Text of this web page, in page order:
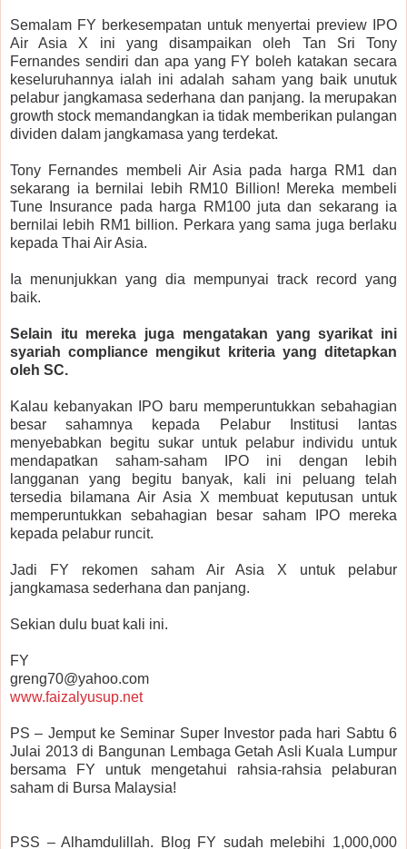
Semalam FY berkesempatan untuk menyertai preview IPO
Air Asia X ini yang disampaikan oleh Tan Sri Tony
Fernandes sendiri dan apa yang FY boleh katakan secara
keseluruhannya ialah ini adalah saham yang baik unutuk
pelabur jangkamasa sederhana dan panjang. Ia merupakan
growth stock memandangkan ia tidak memberikan pulangan
dividen dalam jangkamasa yang terdekat.
Tony Fernandes membeli Air Asia pada harga RM1 dan
sekarang ia bernilai lebih RM10 Billion! Mereka membeli
Tune Insurance pada harga RM100 juta dan sekarang ia
bernilai lebih RM1 billion. Perkara yang sama juga berlaku
kepada Thai Air Asia.
Ia menunjukkan yang dia mempunyai track record yang
baik.
Selain itu mereka juga mengatakan yang syarikat ini
syariah compliance mengikut kriteria yang ditetapkan
oleh SC.
Kalau kebanyakan IPO baru memperuntukkan sebahagian
besar sahamnya kepada Pelabur Institusi lantas
menyebabkan begitu sukar untuk pelabur individu untuk
mendapatkan saham-saham IPO ini dengan lebih
langganan yang begitu banyak, kali ini peluang telah
tersedia bilamana Air Asia X membuat keputusan untuk
memperuntukkan sebahagian besar saham IPO mereka
kepada pelabur runcit.
Jadi FY rekomen saham Air Asia X untuk pelabur
jangkamasa sederhana dan panjang.
Sekian dulu buat kali ini.
FY
greng70@yahoo.com
www.faizalyusup.net
PS – Jemput ke Seminar Super Investor pada hari Sabtu 6
Julai 2013 di Bangunan Lembaga Getah Asli Kuala Lumpur
bersama FY untuk mengetahui rahsia-rahsia pelaburan
saham di Bursa Malaysia!
PSS – Alhamdulillah. Blog FY sudah melebihi 1,000,000